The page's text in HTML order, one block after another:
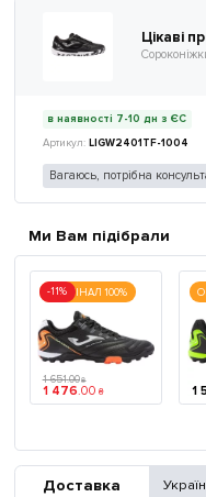
Цікаві
в наявності 7-10 дн з ЄС
LIGW2401TF-1004
Вагаюсь, потрібна
Ми Вам підібрали
ОРИГІНАЛ 100%
-11%
1 651.00 ₴
1 476.00 ₴ 1
Доставка